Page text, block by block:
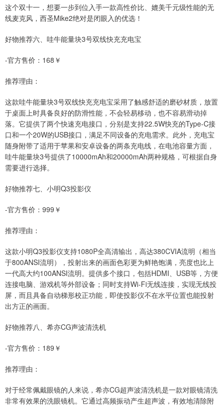
这个双十一，想要一步到位入手一款高性价比、媲美千元级性能的无
线麦克风，西圣Mike2绝对是闭眼入的优选！
好物推荐六、哇牛能量块3号双线快充充电宝
-官方售价：168￥
推荐理由：
这款哇牛能量块3号双线快充充电宝采用了触感舒适的磨砂材质，放置
于桌面上时具备良好的防滑性能，不会轻易移动，也不容易滑动掉
落。它提供了两个快速充电接口，分别是支持22.5W快充的Type-C接
口和一个20W的USB接口，满足不同设备的充电需求。此外，充电宝
随身附带了适用于苹果和安卓设备的两条充电线，在电池容量方面，
哇牛能量块3号提供了10000mAh和20000mAh两种规格，可根据自身
需要进行选择。
好物推荐七、小明Q3投影仪
-官方售价：999￥
推荐理由：
这款小明Q3投影仪支持1080P全高清输出，高达380CVIA流明（相当
于800ANSI流明），投射出来的画面色彩更为鲜艳饱满，亮度也比上
一代高大约100ANSI流明。提供多个接口，包括HDMI、USB等，方便
连接电脑、游戏机等外部设备；同时支持Wi-Fi无线连接，实现无线投
屏，而且具备自动梯形校正功能，即使投影仪不在水平位置也能投射
出方正的画面。
好物推荐八、希亦CG声波清洗机
-官方售价：189￥
推荐理由：
对于经常佩戴眼镜的人来说，希亦CG超声波清洗机是一款对眼镜清洗
非常有效果的洗眼镜机。它通过高频振动产生超声波，有效地清除附